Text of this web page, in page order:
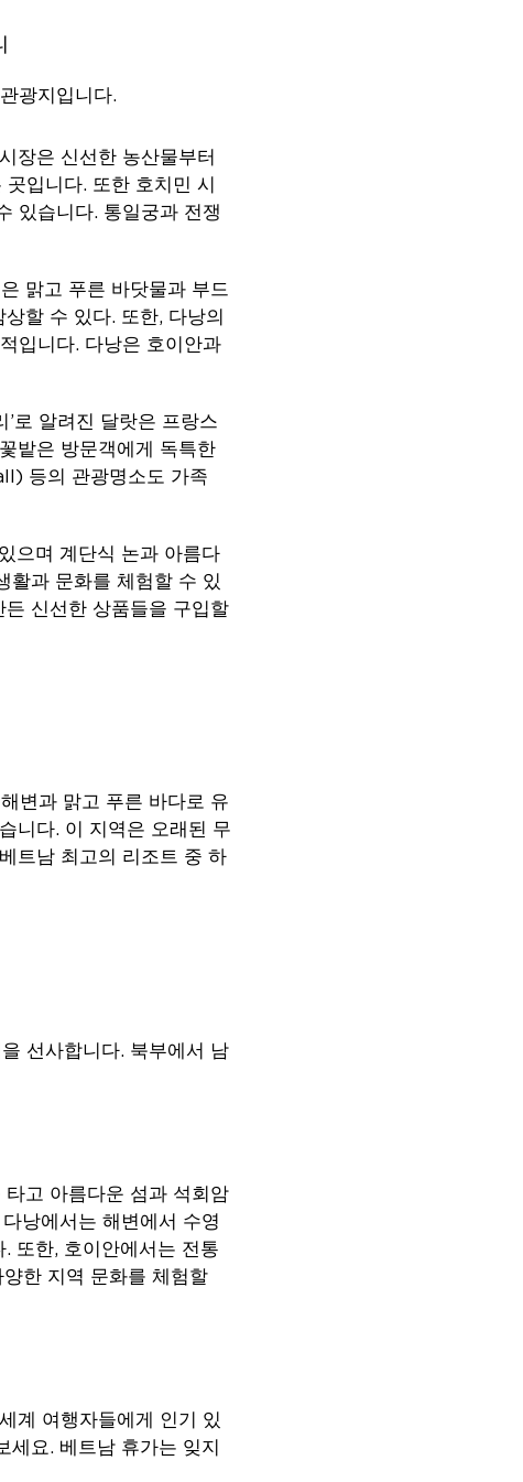
광지입니다.
장은 신선한 농산물부터
입니다. 또한 호치민 시
있습니다. 통일궁과 전쟁
맑고 푸른 바닷물과 부드
할 수 있다. 또한, 다낭의
입니다. 다낭은 호이안과
로 알려진 달랏은 프랑스
밭은 방문객에게 독특한
등의 관광명소도 가족
으며 계단식 논과 아름다
활과 문화를 체험할 수 있
신선한 상품들을 구입할
변과 맑고 푸른 바다로 유
니다. 이 지역은 오래된 무
트남 최고의 리조트 중 하
선사합니다. 북부에서 남
고 아름다운 섬과 석회암
낭에서는 해변에서 수영
또한, 호이안에서는 전통
한 지역 문화를 체험할
계 여행자들에게 인기 있
세요. 베트남 휴가는 잊지